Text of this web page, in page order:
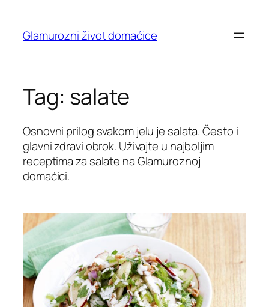
content
Glamurozni život domaćice
Tag: salate
Osnovni prilog svakom jelu je salata. Često i
glavni zdravi obrok. Uživajte u najboljim
receptima za salate na Glamuroznoj
domaćici.